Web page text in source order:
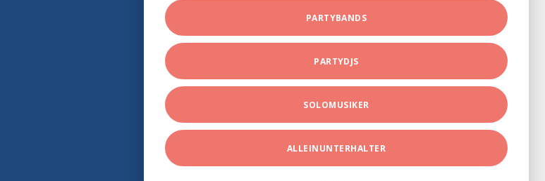
PARTYBANDS
PARTYDJS
SOLOMUSIKER
ALLEINUNTERHALTER